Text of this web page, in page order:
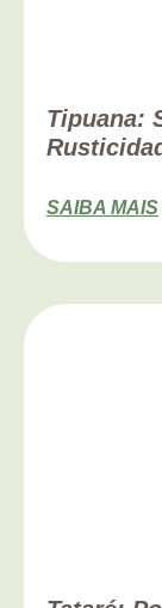
Tipuana:
SAIBA MAIS